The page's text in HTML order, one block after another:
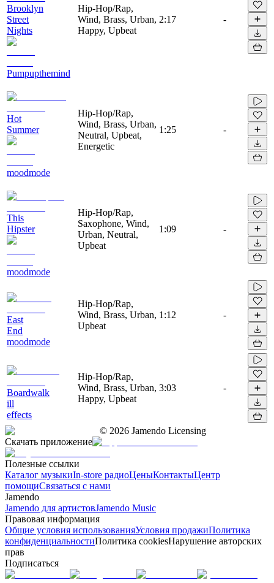
Brooklyn
Street
Nights
Pumpupthemind
Hip-Hop/Rap,
Wind, Brass, Urban,
Happy, Upbeat
2:17 -
Hot
Summer
moodmode
Hip-Hop/Rap,
Wind, Brass, Urban,
Neutral, Upbeat,
Energetic
1:25 -
This
Hipster
moodmode
Hip-Hop/Rap,
Saxophone, Wind,
Urban, Neutral,
Upbeat
1:09 -
East
End
moodmode
Hip-Hop/Rap,
Wind, Brass, Urban,
Upbeat
1:12 -
Boardwalk
ill
effects
Hip-Hop/Rap,
Wind, Brass, Urban,
Happy, Upbeat
3:03 -
© 2026 Jamendo Licensing
Скачать приложение
Полезные ссылки
Каталог музыкиIn-store радиоЦеныКонтактыЦентр
помощиСвязаться с нами
Jamendo
Jamendo для артистовJamendo Music
Правовая информация
Общие условия использованияУсловия продажиПолитика
конфиденциальностиПолитика cookiesНарушение авторских
прав
Подписаться